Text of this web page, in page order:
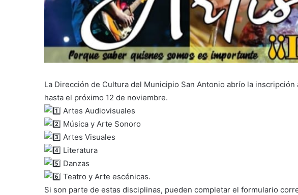
La Dirección de Cultura del Municipio San Antonio abrío la
hasta el próximo 12 de noviembre.
Artes Audiovisuales
Música y Arte Sonoro
Artes Visuales
Literatura
Danzas
Teatro y Arte escénicas.
Si son parte de estas disciplinas, pueden completar el formulario